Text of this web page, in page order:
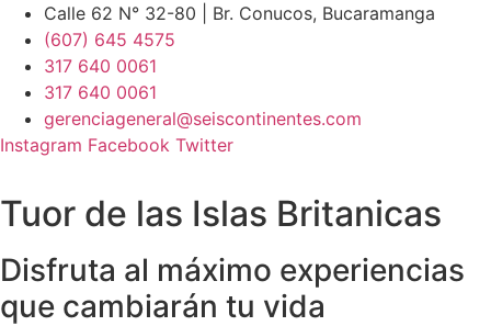
contenido
Calle 62 N° 32-80 | Br. Conucos, Bucaramanga
(607) 645 4575
317 640 0061
317 640 0061
gerenciageneral@seiscontinentes.com
Instagram Facebook Twitter
Tuor de las Islas Britanicas
Disfruta al máximo experiencias
que cambiarán tu vida